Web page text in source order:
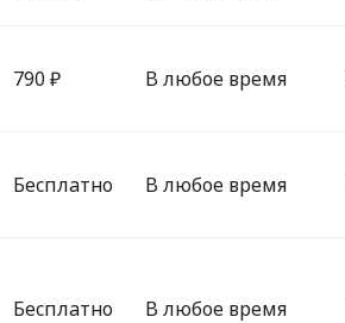
790 ₽ В любое время
Бесплатно В любое время
Бесплатно В любое время